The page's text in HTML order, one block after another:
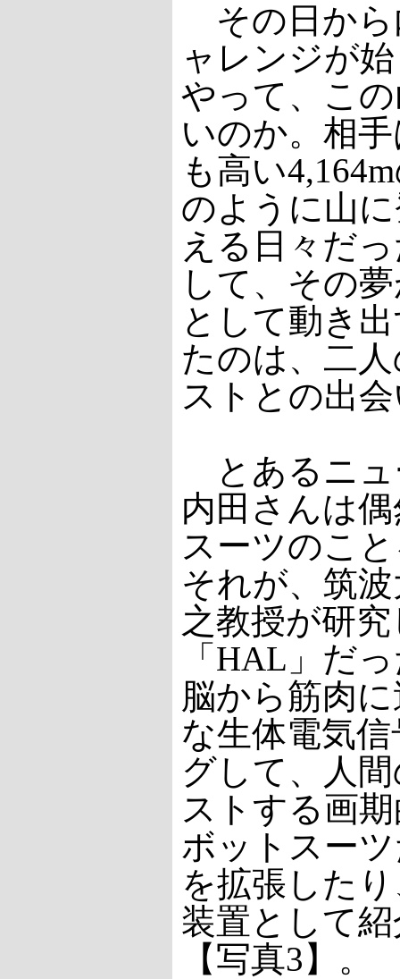
その日から
ャレンジが
やって、こ
いのか。相
も高い
のように山
える日々だ
して、その
として動き
たのは、二
ストとの出
とあるニュ
内田さんは
スーツのこ
それが、筑
之教授が研
「HAL」だ
脳から筋肉
な生体電気
グして、人
ストする画
ボットスー
を拡張した
装置として
【写真3】。